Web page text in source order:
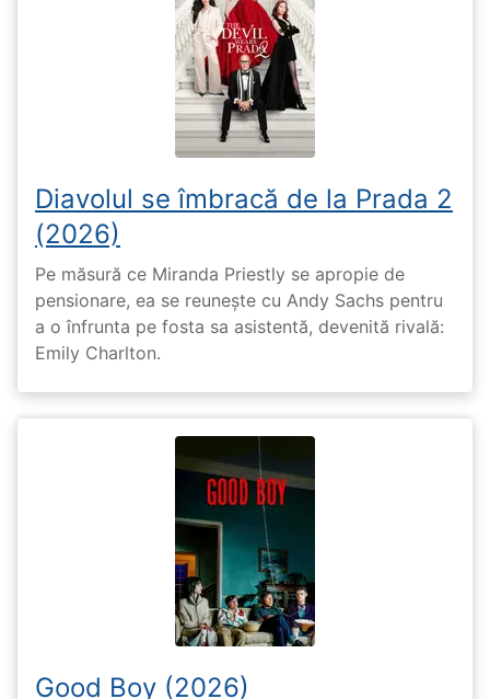
Diavolul se îmbracă de la Prada 2
(2026)
Pe măsură ce Miranda Priestly se apropie de
pensionare, ea se reunește cu Andy Sachs pentru
a o înfrunta pe fosta sa asistentă, devenită rivală:
Emily Charlton.
Good Boy (2026)